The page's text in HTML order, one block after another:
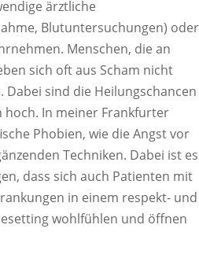
ärztliche
Blutuntersuchungen) oder
Menschen, die an
sich oft aus Scham nicht
sind die Heilungschancen
In meiner Frankfurter
Phobien, wie die Angst vor
Techniken. Dabei ist es
dass sich auch Patienten mit
in einem respekt- und
wohlfühlen und öffnen